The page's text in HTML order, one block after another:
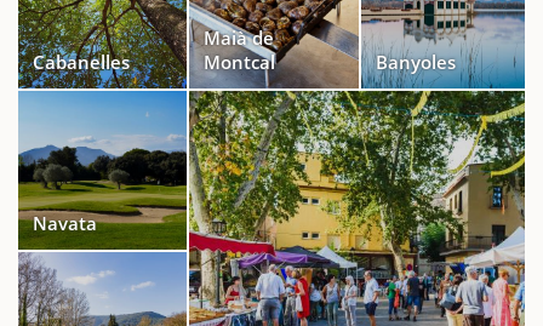
Cabanelles
Maià de
Montcal
Banyoles
Navata